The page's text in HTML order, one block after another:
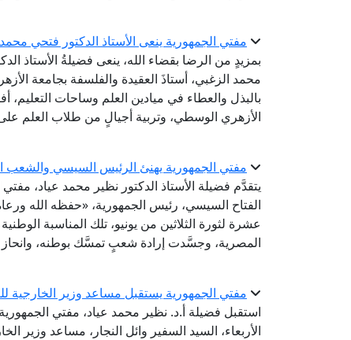
مفتي الجمهورية ينعى الأستاذ الدكتور فتحي
بمزيدٍ من الرضا بقضاء الله، ينعى فضيلةُ الأستاذ
محمد الزغبي، أستاذَ العقيدة والفلسفة بجامعة
بالبذل والعطاء في ميادين العلم وساحات التعليم،
الأزهري الوسطي، وتربية أجيالٍ من طلاب العلم على
مفتي الجمهورية يهنئ الرئيس السيسي والشعب
يتقدَّم فضيلة الأستاذ الدكتور نظير محمد عياد،
الفتاح السيسي، رئيس الجمهورية، «حفظه الله
عشرة لثورة الثلاثين من يونيو، تلك المناسبة
المصرية، وجسَّدت إرادة شعبٍ تمسَّك بوطنه، وانحاز
مفتي الجمهورية يستقبل مساعد وزير الخارجية
استقبل فضيلة أ.د. نظير محمد عياد، مفتي
الأربعاء، السيد السفير وائل النجار، مساعد وزير